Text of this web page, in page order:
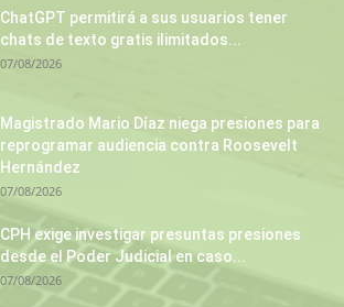
ChatGPT permitirá a sus usuarios tener
chats de texto gratis ilimitados...
07/08/2026
Magistrado Mario Díaz niega presiones para
reprogramar audiencia contra Roosevelt
Hernández
07/08/2026
CPH exige investigar presuntas presiones
desde el Poder Judicial en caso...
07/08/2026